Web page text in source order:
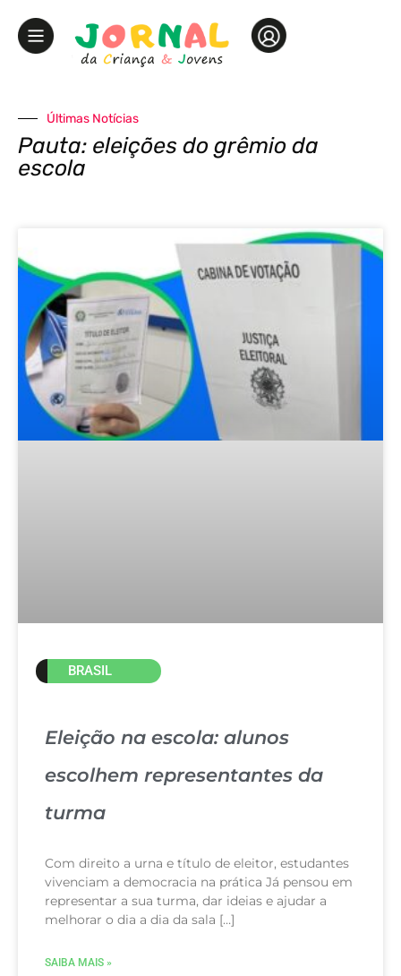
Últimas Notícias
Pauta: eleições do grêmio da
escola
BRASIL
Eleição na escola: alunos
escolhem representantes da
turma
Com direito a urna e título de eleitor, estudantes
vivenciam a democracia na prática Já pensou em
representar a sua turma, dar ideias e ajudar a
melhorar o dia a dia da sala […]
SAIBA MAIS »